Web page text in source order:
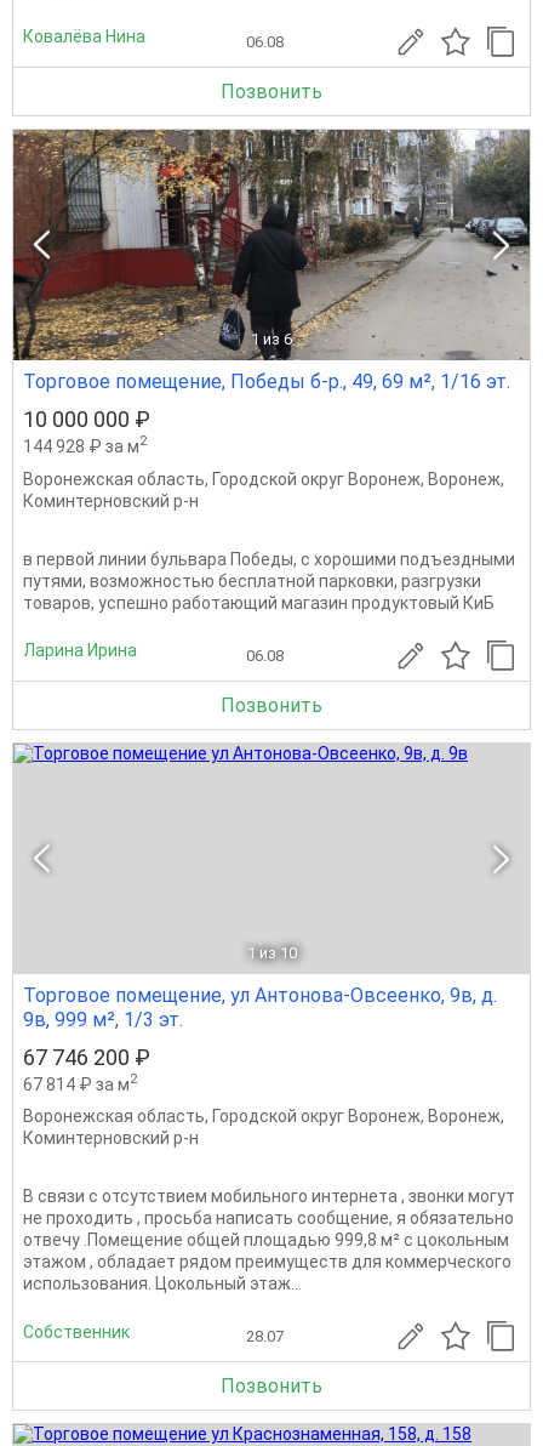
Ковалёва Нина 06.08
Позвонить
1 из 6
Торговое помещение, Победы б-р., 49, 69 м², 1/16 эт.
10 000 000 ₽
144 928 ₽ за м2
Воронежская область, Городской округ Воронеж, Воронеж,
Коминтерновский р-н
в первой линии бульвара Победы, с хорошими подъездными
путями, возможностью бесплатной парковки, разгрузки
товаров, успешно работающий магазин продуктовый КиБ
Ларина Ирина 06.08
Позвонить
1 из 10
Торговое помещение, ул Антонова-Овсеенко, 9в, д.
9в, 999 м², 1/3 эт.
67 746 200 ₽
67 814 ₽ за м2
Воронежская область, Городской округ Воронеж, Воронеж,
Коминтерновский р-н
В связи с отсутствием мобильного интернета , звонки могут
не проходить , просьба написать сообщение, я обязательно
отвечу .Помещение общей площадью 999,8 м² с цокольным
этажом , обладает рядом преимуществ для коммерческого
использования. Цокольный этаж...
Собственник 28.07
Позвонить